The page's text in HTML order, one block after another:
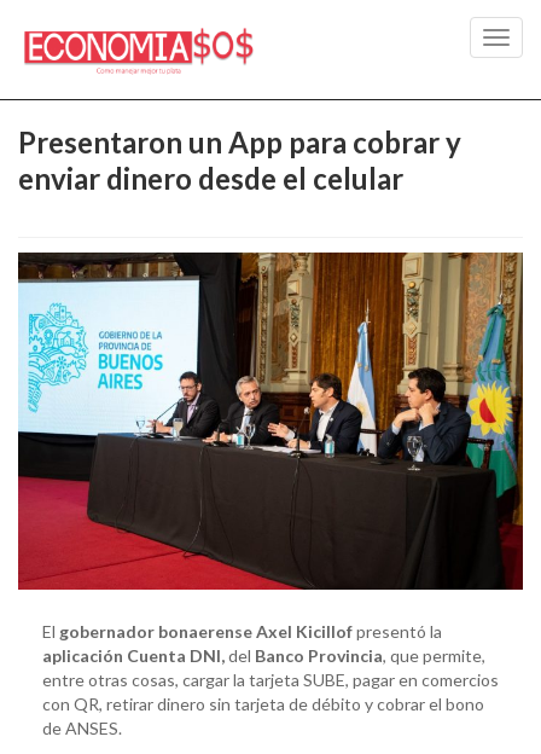
Presentaron un App para cobrar y
enviar dinero desde el celular
El gobernador bonaerense Axel Kicillofpresentó la
aplicación Cuenta DNI,del Banco Provincia, que permite,
entre otras cosas, cargar la tarjeta SUBE, pagar en comercios
con QR, retirar dinero sin tarjeta de débito y cobrar el bono
de ANSES.